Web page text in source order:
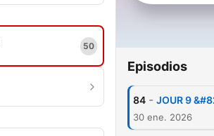
50
Episodios
84 - JOUR 9
30 ene. 2026